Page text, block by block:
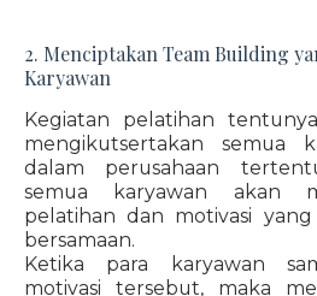
2. Menciptakan Team Building
Karyawan
Kegiatan pelatihan
mengikutsertakan semua
dalam perusahaan
semua karyawan akan
pelatihan dan motivasi
bersamaan.
Ketika para karyawan
motivasi tersebut, maka